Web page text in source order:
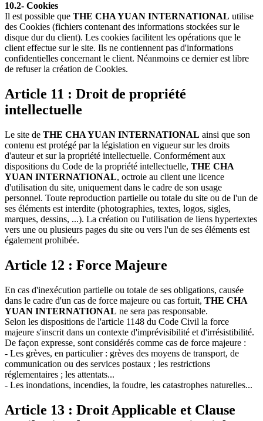
10.2- Cookies
Il est possible que THE CHA YUAN INTERNATIONAL utilise
des Cookies (fichiers contenant des informations stockées sur le
disque dur du client). Les cookies facilitent les opérations que le
client effectue sur le site. Ils ne contiennent pas d'informations
confidentielles concernant le client. Néanmoins ce dernier est libre
de refuser la création de Cookies.
Article 11 : Droit de propriété
intellectuelle
Le site de THE CHA YUAN INTERNATIONAL ainsi que son
contenu est protégé par la législation en vigueur sur les droits
d'auteur et sur la propriété intellectuelle. Conformément aux
dispositions du Code de la propriété intellectuelle, THE CHA
YUAN INTERNATIONAL, octroie au client une licence
d'utilisation du site, uniquement dans le cadre de son usage
personnel. Toute reproduction partielle ou totale du site ou de l'un de
ses éléments est interdite (photographies, textes, logos, sigles,
marques, dessins, ...). La création ou l'utilisation de liens hypertextes
vers une ou plusieurs pages du site ou vers l'un de ses éléments est
également prohibée.
Article 12 : Force Majeure
En cas d'inexécution partielle ou totale de ses obligations, causée
dans le cadre d'un cas de force majeure ou cas fortuit, THE CHA
YUAN INTERNATIONAL ne sera pas responsable.
Selon les dispositions de l'article 1148 du Code Civil la force
majeure s'inscrit dans un contexte d'imprévisibilité et d'irrésistibilité.
De façon expresse, sont considérés comme cas de force majeure :
- Les grèves, en particulier : grèves des moyens de transport, de
communication ou des services postaux ; les restrictions
réglementaires ; les attentats...
- Les inondations, incendies, la foudre, les catastrophes naturelles...
Article 13 : Droit Applicable et Clause